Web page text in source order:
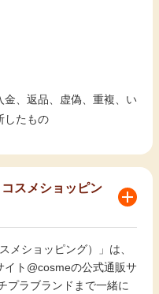
金、返品、虚偽、重複、い
したもの
スメショッピン
メショッピング）」は、
イト@cosmeの公式通販サ
プラブランドまで一緒に